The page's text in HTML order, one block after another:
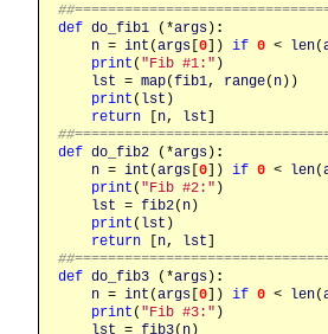
def do_fib1 (*args) :
n = int (args [0]) if 0 < len(
print ( "Fib #1:" )
lst = map(fib1, range( n))
print ( lst )
return [n, lst
def do_fib2 (*args) :
n = int (args [0]) if 0 < len(
print ( "Fib #2:" )
lst = fib2( n)
print ( lst )
return [n, lst
def do_fib3 (*args) :
n = int (args [0]) if 0 < len(
print ( "Fib #3:" )
lst = fib3( n)